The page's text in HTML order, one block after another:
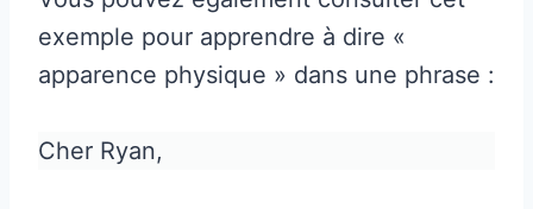
exemple pour apprendre à dire «
apparence physique » dans une phrase :
Cher Ryan,